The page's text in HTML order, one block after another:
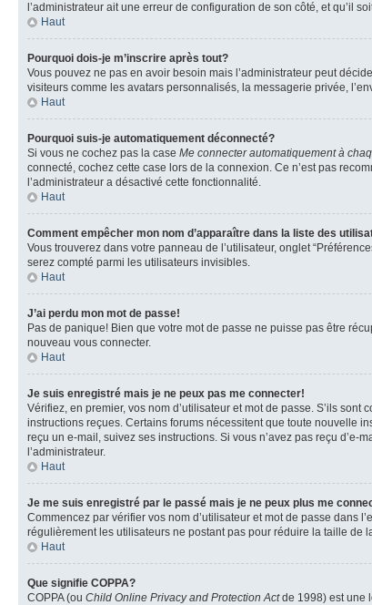
l’administrateur ait une erreur de configuration de son côté, et qu’il
Haut
Pourquoi dois-je m’inscrire après tout?
Vous pouvez ne pas en avoir besoin mais l’administrateur peut
visiteurs comme les avatars personnalisés, la messagerie privée,
Haut
Pourquoi suis-je automatiquement déconnecté?
Si vous ne cochez pas la case Me connecter automatiquement à
connecté, cochez cette case lors de la connexion. Ce n’est pas
l’administrateur a désactivé cette fonctionnalité.
Haut
Comment empêcher mon nom d’apparaître dans la liste des
Vous trouverez dans votre panneau de l’utilisateur, onglet
serez compté parmi les utilisateurs invisibles.
Haut
J’ai perdu mon mot de passe!
Pas de panique! Bien que votre mot de passe ne puisse pas être
nouveau vous connecter.
Haut
Je suis enregistré mais je ne peux pas me connecter!
Vérifiez, en premier, vos nom d’utilisateur et mot de passe. S’ils
instructions reçues. Certains forums nécessitent que toute nouvelle
reçu un e-mail, suivez ses instructions. Si vous n’avez pas reçu
l’administrateur.
Haut
Je me suis enregistré par le passé mais je ne peux plus me
Commencez par vérifier vos nom d’utilisateur et mot de passe dans
régulièrement les utilisateurs ne postant pas pour réduire la taille de
Haut
Que signifie COPPA?
COPPA (ou Child Online Privacy and Protection Actde 1998) est une